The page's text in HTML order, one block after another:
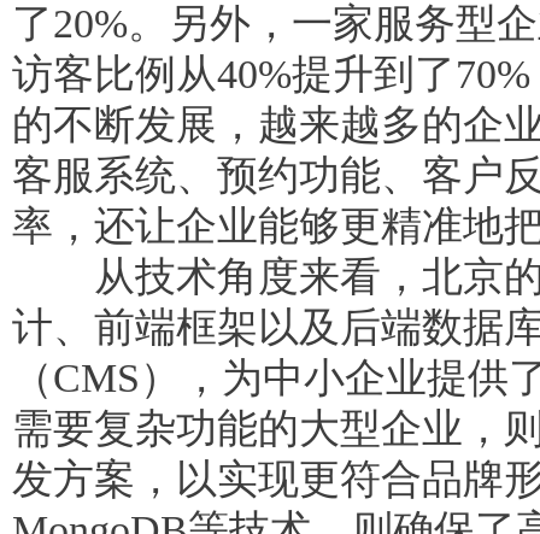
了20%。另外，一家服务型
访客比例从40%提升到了
的不断发展，越来越多的企
客服系统、预约功能、客户
率，还让企业能够更精准地
从技术角度来看，北京的
计、前端框架以及后端数据
（CMS），为中小企业提
需要复杂功能的大型企业，
发方案，以实现更符合品牌